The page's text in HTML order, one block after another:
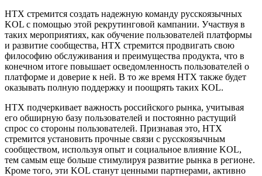
HTX стремится создать надежную команду русскоязычных
KOL с помощью этой рекрутинговой кампании. Участвуя в
таких мероприятиях, как обучение пользователей платформы
и развитие сообщества, HTX стремится продвигать свою
философию обслуживания и преимущества продукта, что в
конечном итоге повышает осведомленность пользователей о
платформе и доверие к ней. В то же время HTX также будет
оказывать полную поддержку и поощрять таких KOL.
HTX подчеркивает важность российского рынка, учитывая
его обширную базу пользователей и постоянно растущий
спрос со стороны пользователей. Признавая это, HTX
стремится установить прочные связи с русскоязычным
сообществом, используя опыт и социальное влияние KOL,
тем самым еще больше стимулируя развитие рынка в регионе.
Кроме того, эти KOL станут ценными партнерами, активно